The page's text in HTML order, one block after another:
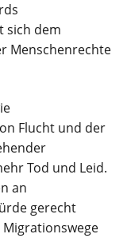
sich dem
Menschenrechte
Flucht und der
Tod und Leid.
an
gerecht